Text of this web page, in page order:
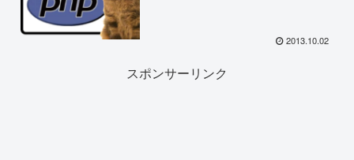
2013.10.02
スポンサーリンク